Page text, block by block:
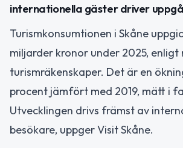
internationella gäster driver
Turismkonsumtionen i Skåne
miljarder kronor under 2025, enligt
turismräkenskaper. Det är en
procent jämfört med 2019, mätt i
Utvecklingen drivs främst av
besökare, uppger Visit Skåne.